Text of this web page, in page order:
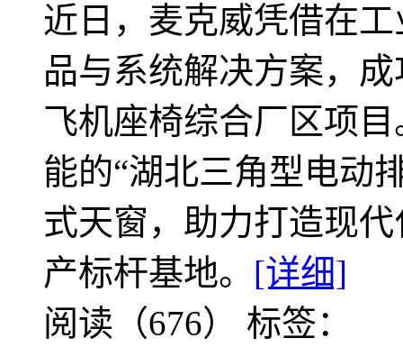
近日，麦克威凭借在
品与系统解决方案，
飞机座椅综合厂区项
能的“湖北三角型电动
式天窗，助力打造现
产标杆基地。 [详细]
阅读（676） 标签：